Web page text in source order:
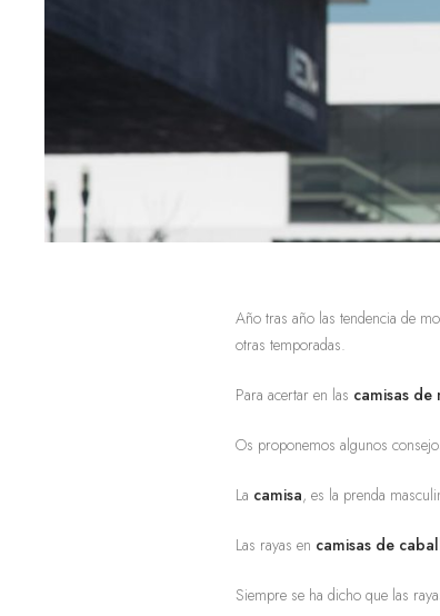
Año tras año las tendencia de
otras temporadas.
Para acertar en las camisas de
Os proponemos algunos
La camisa, es la prenda
Las rayas en camisas de
Siempre se ha dicho que las